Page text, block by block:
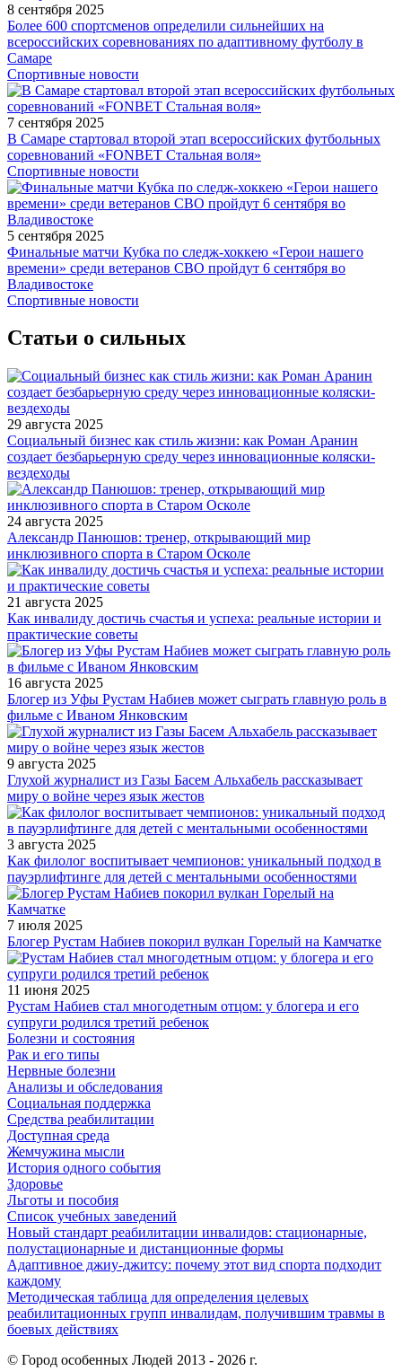
8 сентября 2025
Более 600 спортсменов определили сильнейших на
всероссийских соревнованиях по адаптивному футболу в
Самаре
Спортивные новости
7 сентября 2025
В Самаре стартовал второй этап всероссийских футбольных
соревнований «FONBET Стальная воля»
Спортивные новости
5 сентября 2025
Финальные матчи Кубка по следж-хоккею «Герои нашего
времени» среди ветеранов СВО пройдут 6 сентября во
Владивостоке
Спортивные новости
Статьи о сильных
29 августа 2025
Социальный бизнес как стиль жизни: как Роман Аранин
создает безбарьерную среду через инновационные коляски-
вездеходы
24 августа 2025
Александр Панюшов: тренер, открывающий мир
инклюзивного спорта в Старом Осколе
21 августа 2025
Как инвалиду достичь счастья и успеха: реальные истории и
практические советы
16 августа 2025
Блогер из Уфы Рустам Набиев может сыграть главную роль в
фильме с Иваном Янковским
9 августа 2025
Глухой журналист из Газы Басем Альхабель рассказывает
миру о войне через язык жестов
3 августа 2025
Как филолог воспитывает чемпионов: уникальный подход в
пауэрлифтинге для детей с ментальными особенностями
7 июля 2025
Блогер Рустам Набиев покорил вулкан Горелый на Камчатке
11 июня 2025
Рустам Набиев стал многодетным отцом: у блогера и его
супруги родился третий ребенок
Болезни и состояния
Рак и его типы
Нервные болезни
Анализы и обследования
Социальная поддержка
Средства реабилитации
Доступная среда
Жемчужина мысли
История одного события
Здоровье
Льготы и пособия
Список учебных заведений
Новый стандарт реабилитации инвалидов: стационарные,
полустационарные и дистанционные формы
Адаптивное джиу-джитсу: почему этот вид спорта подходит
каждому
Методическая таблица для определения целевых
реабилитационных групп инвалидам, получившим травмы в
боевых действиях
© Город особенных Людей 2013 - 2026 г.